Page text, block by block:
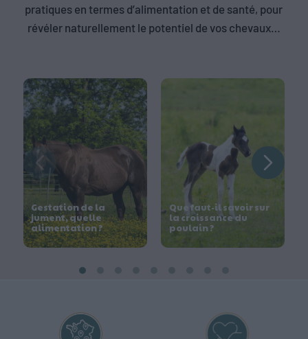
pratiques en termes d’alimentation et de santé, pour
révéler naturellement le potentiel de vos chevaux…
Gestation de la
jument, quelle
alimentation ?
Que faut-il savoir sur
la croissance du
poulain ?